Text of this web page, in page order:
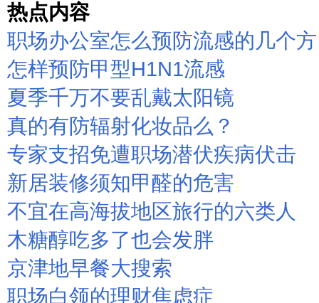
热点内容
职场办公室怎么预防流感的几个方
怎样预防甲型H1N1流感
夏季千万不要乱戴太阳镜
真的有防辐射化妆品么？
专家支招免遭职场潜伏疾病伏击
新居装修须知甲醛的危害
不宜在高海拔地区旅行的六类人
木糖醇吃多了也会发胖
京津地早餐大搜索
职场白领的理财焦虑症